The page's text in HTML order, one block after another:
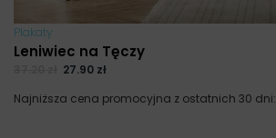
Plakaty
Leniwiec na Tęczy
27.90 zł
Najniższa cena promocyjna z ostatnich 30 dni: